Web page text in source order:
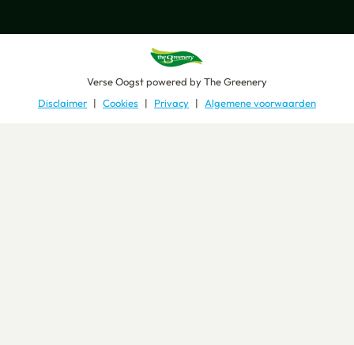
Verse Oogstpowered byThe Greenery
Disclaimer
Cookies Privacy Algemene voorwaarden